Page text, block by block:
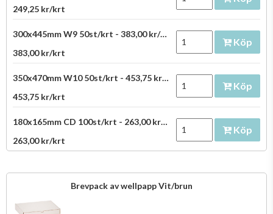
249,25 kr/krt
300x445mm W9 50st/krt - 383,00 kr/krt
383,00 kr/krt
Köp
350x470mm W10 50st/krt - 453,75 kr/krt
453,75 kr/krt
Köp
180x165mm CD 100st/krt - 263,00 kr/krt
263,00 kr/krt
Köp
Brevpack av wellpapp Vit/brun